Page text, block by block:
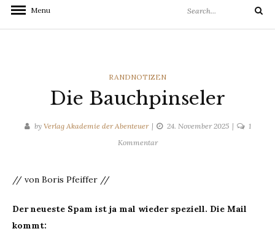
Menu
for:
Search
CATEGORIES
RANDNOTIZEN
Die Bauchpinseler
by Verlag Akademie der Abenteuer 24. November 2025
1
Kommentarzu
// von Boris Pfeiffer //
Der neueste Spam ist ja mal wieder speziell. Die Mail
kommt: